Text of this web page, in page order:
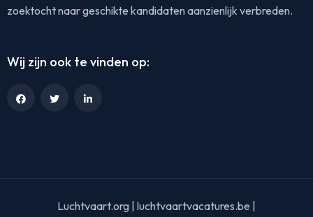
zoektocht naar geschikte kandidaten aanzienlijk verbreden.
Wij zijn ook te vinden op:
Luchtvaart.org | luchtvaartvacatures.be |